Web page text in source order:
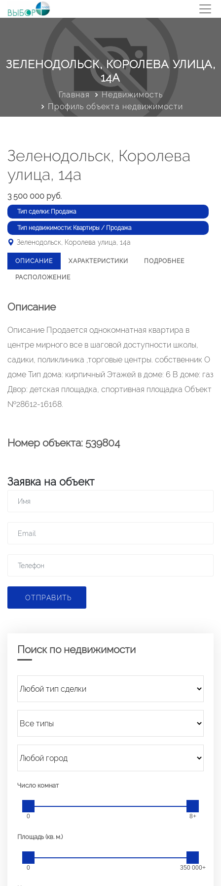
ЗЕЛЕНОДОЛЬСК, КОРОЛЕВА УЛИЦА,
14А
Главная
Недвижимость
Профиль объекта недвижимости
Зеленодольск, Королева
улица, 14а
3 500 000 руб.
Тип сделки: Продажа
Тип недвижимости: Квартиры / Продажа
Зеленодольск, Королева улица, 14а
ОПИСАНИЕ ХАРАКТЕРИСТИКИ ПОДРОБНЕЕ
РАСПОЛОЖЕНИЕ
Описание
Описание Продается однокомнатная квартира в
центре мирного все в шаговой доступности школы,
садики, поликлиника ,торговые центры. собственник О
доме Тип дома: кирпичный Этажей в доме: 6 В доме: газ
Двор: детская площадка, спортивная площадка Объект
№28612-16168.
Номер объекта: 539804
Заявка на объект
ОТПРАВИТЬ
Поиск по недвижимости
Число комнат
0 8+
Площадь (кв. м.)
0 350 000+